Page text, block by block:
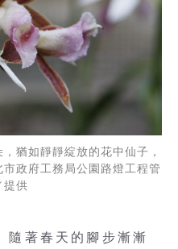
猶如靜靜綻放的花中仙子，
政府工務局公園路燈工程管
提供
隨著春天的腳步漸漸